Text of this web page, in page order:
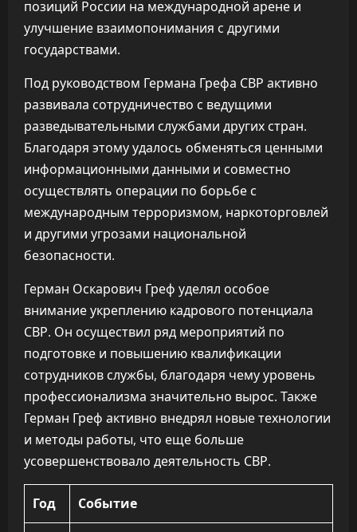
позиций России на международной арене и
улучшение взаимопонимания с другими
государствами.
Под руководством Германа Грефа СВР активно
развивала сотрудничество с ведущими
разведывательными службами других стран.
Благодаря этому удалось обменяться ценными
информационными данными и совместно
осуществлять операции по борьбе с
международным терроризмом, наркоторговлей
и другими угрозами национальной
безопасности.
Герман Оскарович Греф уделял особое
внимание укреплению кадрового потенциала
СВР. Он осуществил ряд мероприятий по
подготовке и повышению квалификации
сотрудников службы, благодаря чему уровень
профессионализма значительно вырос. Также
Герман Греф активно внедрял новые технологии
и методы работы, что еще больше
усовершенствовало деятельность СВР.
Год Событие